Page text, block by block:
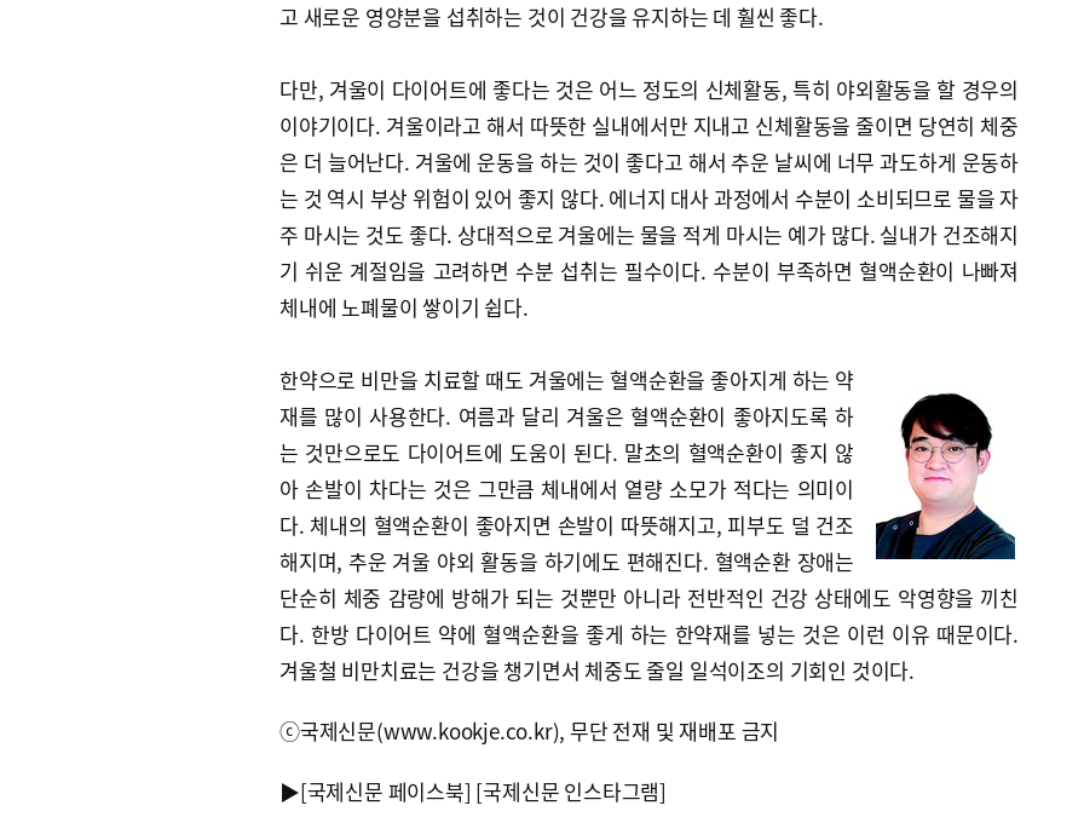
고 새로운 영양분을 섭취하는 것이 건강을 유지하는 데 훨씬 좋다.
다만, 겨울이 다이어트에 좋다는 것은 어느 정도의 신체활동, 특히 야외활동을 할 경우의
이야기이다. 겨울이라고 해서 따뜻한 실내에서만 지내고 신체활동을 줄이면 당연히 체중
은 더 늘어난다. 겨울에 운동을 하는 것이 좋다고 해서 추운 날씨에 너무 과도하게 운동하
는 것 역시 부상 위험이 있어 좋지 않다. 에너지 대사 과정에서 수분이 소비되므로 물을 자
주 마시는 것도 좋다. 상대적으로 겨울에는 물을 적게 마시는 예가 많다. 실내가 건조해지
기 쉬운 계절임을 고려하면 수분 섭취는 필수이다. 수분이 부족하면 혈액순환이 나빠져
체내에 노폐물이 쌓이기 쉽다.
한약으로 비만을 치료할 때도 겨울에는 혈액순환을 좋아지게 하는 약
재를 많이 사용한다. 여름과 달리 겨울은 혈액순환이 좋아지도록 하
는 것만으로도 다이어트에 도움이 된다. 말초의 혈액순환이 좋지 않
아 손발이 차다는 것은 그만큼 체내에서 열량 소모가 적다는 의미이
다. 체내의 혈액순환이 좋아지면 손발이 따뜻해지고, 피부도 덜 건조
해지며, 추운 겨울 야외 활동을 하기에도 편해진다. 혈액순환 장애는
단순히 체중 감량에 방해가 되는 것뿐만 아니라 전반적인 건강 상태에도 악영향을 끼친
다. 한방 다이어트 약에 혈액순환을 좋게 하는 한약재를 넣는 것은 이런 이유 때문이다.
겨울철 비만치료는 건강을 챙기면서 체중도 줄일 일석이조의 기회인 것이다.
ⓒ국제신문(www.kookje.co.kr), 무단 전재 및 재배포 금지
▶[국제신문 페이스북] [국제신문 인스타그램]